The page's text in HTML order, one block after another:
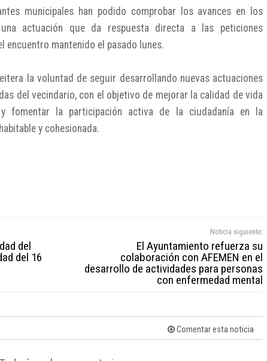
municipales han podido comprobar los avances en los
actuación que da respuesta directa a las peticiones
encuentro mantenido el pasado lunes.
la voluntad de seguir desarrollando nuevas actuaciones
del vecindario, con el objetivo de mejorar la calidad de vida
fomentar la participación activa de la ciudadanía en la
y cohesionada.
del
del 16
Noticia siguiente:
El Ayuntamiento refuerza su
colaboración con AFEMEN en el
desarrollo de actividades para personas
con enfermedad mental
Comentar esta noticia